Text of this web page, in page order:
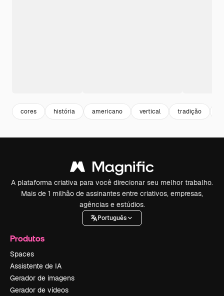
cores história americano vertical tradição
A plataforma criativa para você direcionar seu melhor trabalho.
Mais de 1 milhão de assinantes entre criativos, empresas,
agências e estúdios.
Português
Produtos
Spaces
Assistente de IA
Gerador de imagens
Gerador de vídeos